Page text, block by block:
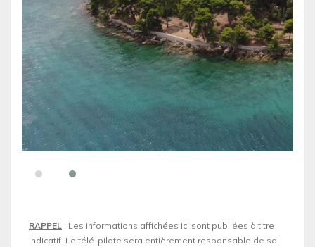
RAPPEL : Les informations affichées ici sont publiées à titre
indicatif. Le télé-pilote sera entièrement responsable de sa